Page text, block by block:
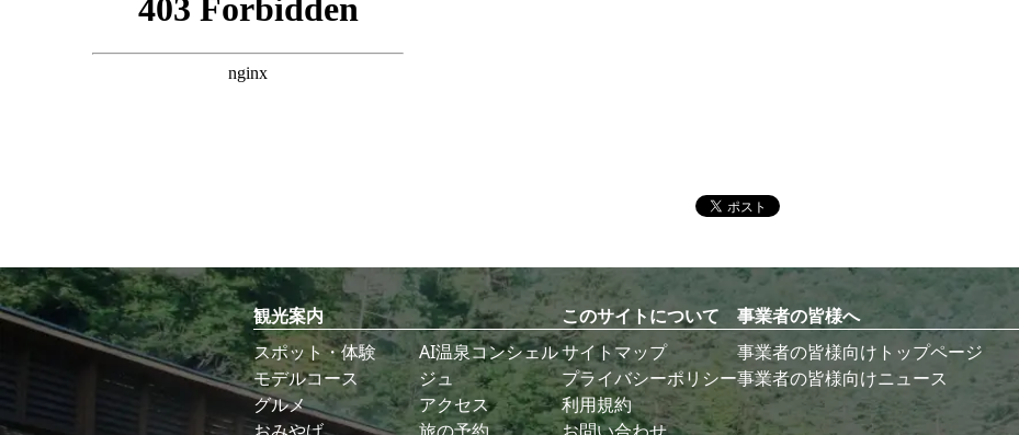
観光案内
スポット・体験
モデルコース
グルメ
AI温泉コンシェル
ジュ
アクセス
このサイトについて
サイトマップ
プライバシーポリシー
利用規約
事業者の皆様へ
事業者の皆様向けトップページ
事業者の皆様向けニュース